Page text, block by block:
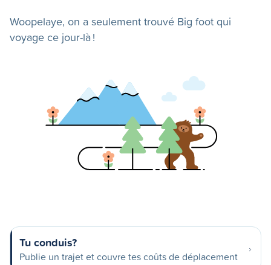
Woopelaye, on a seulement trouvé Big foot qui
voyage ce jour-là !
Tu conduis?
Publie un trajet et couvre tes coûts de déplacement